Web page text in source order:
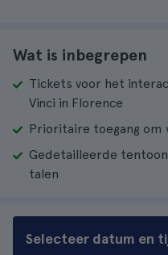
Wat is inbegrepen
Tickets voor het
Vinci in Florence
Prioritaire toegang
Gedetailleerde
talen
Selecteer datum en